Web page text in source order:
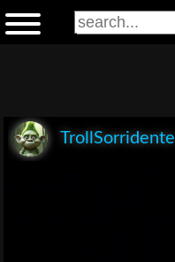
TrollSorridente